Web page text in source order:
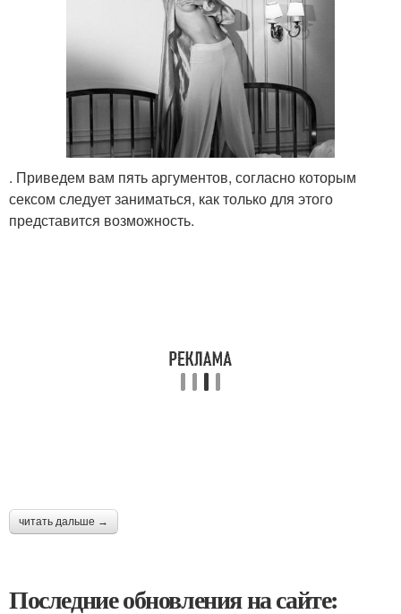
. Приведем вам пять аргументов, согласно которым
сексом следует заниматься, как только для этого
представится возможность.
читать дальше →
Последние обновления на сайте: